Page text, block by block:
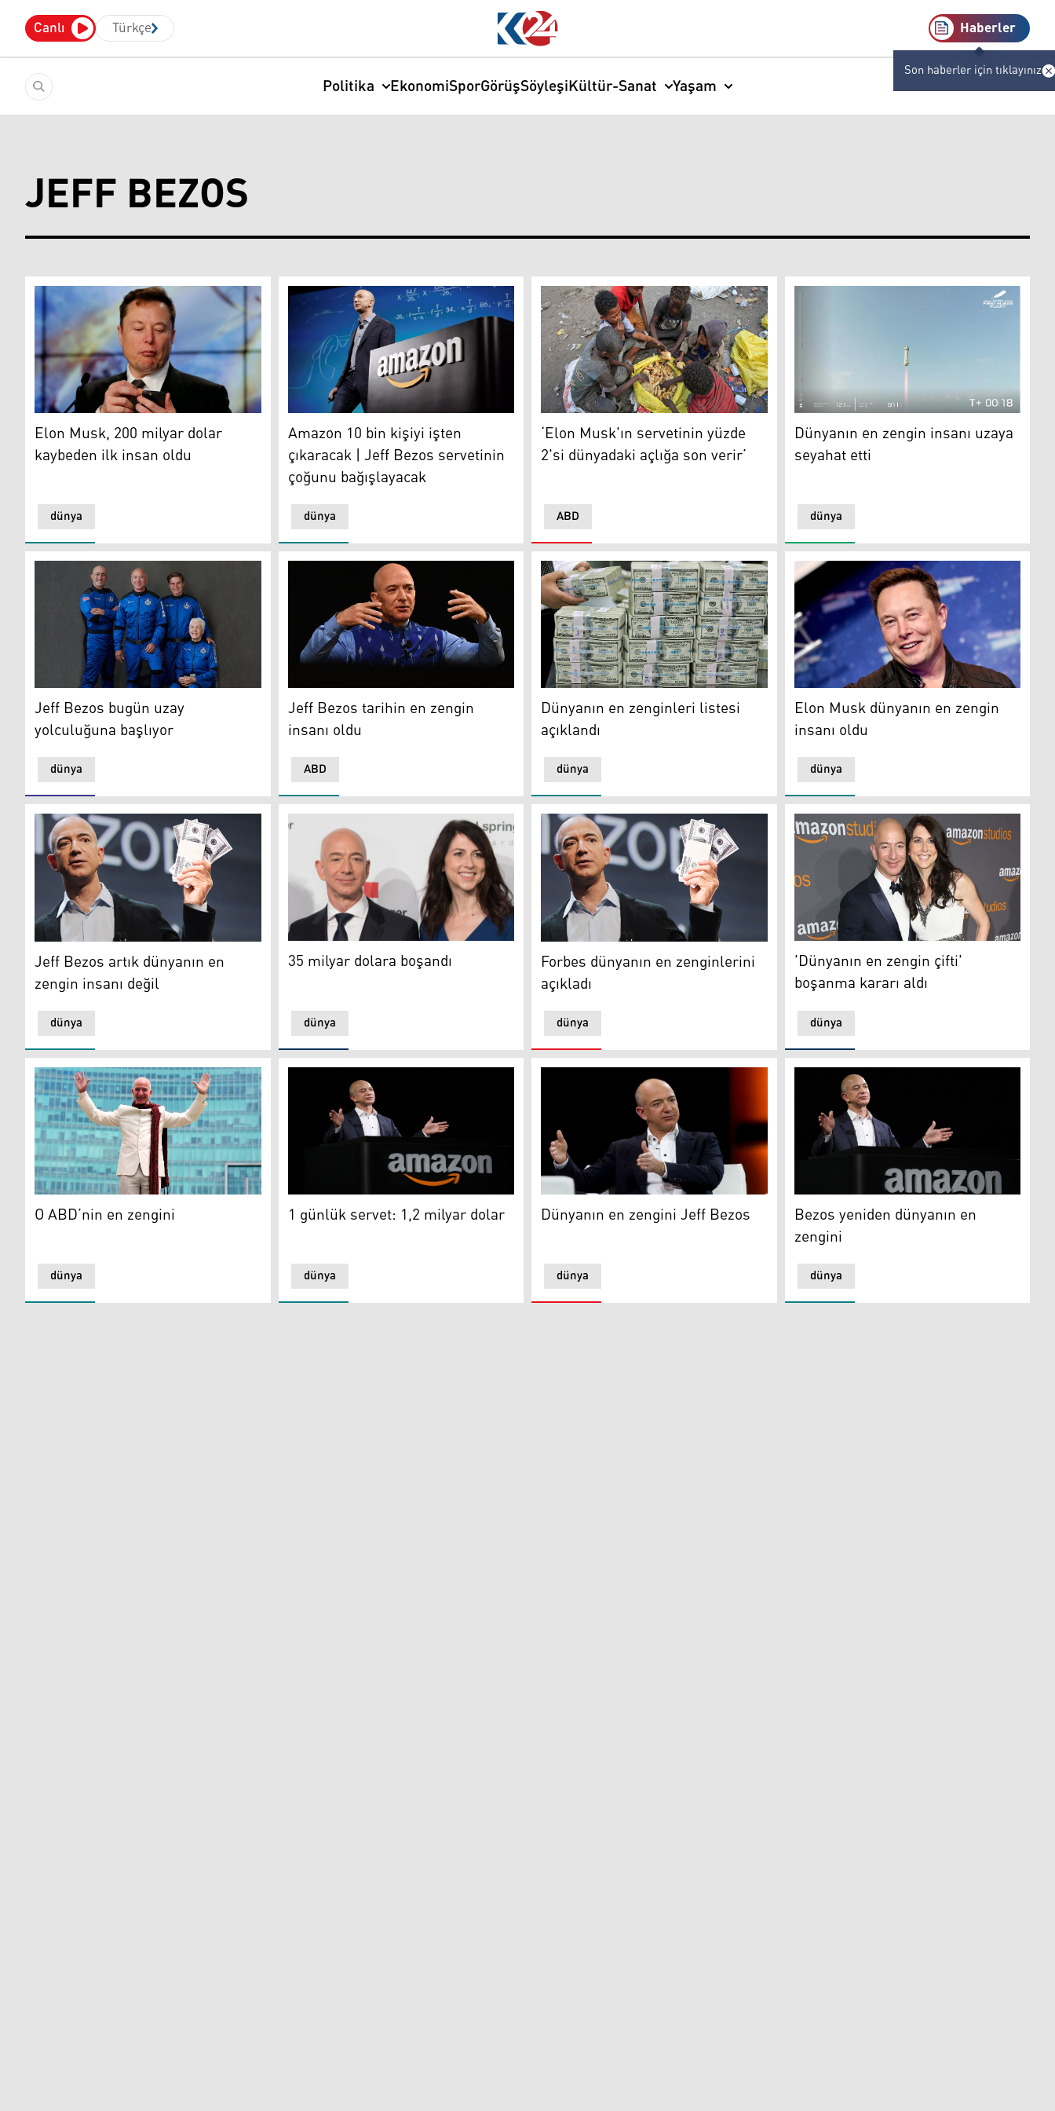
Canlı Türkçe Haberler
Son haberler için tıklayınız
Politika EkonomiSporGörüşSöyleşiKültür-Sanat Yaşam
JEFF BEZOS
ABD’li girişimci Elon Musk (Foto: Reuters)
dünya
Elon Musk, 200 milyar dolar
kaybeden ilk insan oldu
Amazon’un kurucusu Jeff Bezos
dünya
Amazon 10 bin kişiyi işten
çıkaracak | Jeff Bezos servetinin
çoğunu bağışlayacak
‘Elon Musk'ın servetinin yüzde 2'si dünyadaki açlığa son verir’
ABD
‘Elon Musk'ın servetinin yüzde
2'si dünyadaki açlığa son verir’
Dünyanın en zengin insanı uzaya seyahat
dünya
Dünyanın en zengin insanı uzaya
seyahat etti
Jeff Bezos bugün uzay yolculuğuna başlıyor
dünya
Jeff Bezos bugün uzay
yolculuğuna başlıyor
Jeff Bezos
ABD
Jeff Bezos tarihin en zengin
insanı oldu
Dünyanın en zenginleri listesi açıklandı
dünya
Dünyanın en zenginleri listesi
açıklandı
Elon Musk
dünya
Elon Musk dünyanın en zengin
insanı oldu
Jeff Bezos artık dünyanın en zengin insanı değil
dünya
Jeff Bezos artık dünyanın en
zengin insanı değil
35 milyar dolara boşandı
dünya
35 milyar dolara boşandı Forbes dünyanın en zenginlerini açıkladı
dünya
Forbes dünyanın en zenginlerini
açıkladı
'Dünyanın en zengin çifti' boşanma kararı
dünya
'Dünyanın en zengin çifti'
boşanma kararı aldı
O ABD’nin en zengini
dünya
O ABD’nin en zengini 1 günlük servet: 1,2 milyar dolar
dünya
1 günlük servet: 1,2 milyar dolar Dünyanın en zengini Jeff Bezos
dünya
Dünyanın en zengini Jeff Bezos Bezos yeniden dünyanın en zengini
dünya
Bezos yeniden dünyanın en
zengini